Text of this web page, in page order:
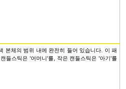
본체의 범위 내에 완전히 들어 있습니다. 이 패
들스틱은 '어머니'를, 작은 캔들스틱은 '아기'를